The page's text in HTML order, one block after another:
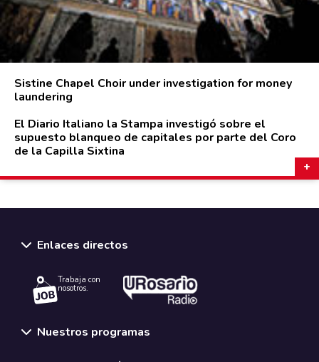
Sistine Chapel Choir under investigation for money
laundering
El Diario Italiano la Stampa investigó sobre el
supuesto blanqueo de capitales por parte del Coro
de la Capilla Sixtina
Enlaces directos
Trabaja con
nosotros.
Nuestros programas